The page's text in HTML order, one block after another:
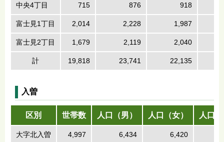
中央4丁目 715 876 918
富士見1丁目 2,014 2,228 1,987
富士見2丁目 1,679 2,119 2,040
計 19,818 23,741 22,135
入曽
区別 世帯数 人口（男） 人口（女） 人口
大字北入曽 4,997 6,434 6,420